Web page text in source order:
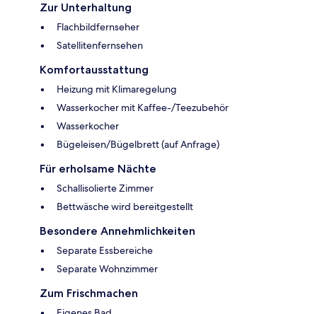
Zur Unterhaltung
Flachbildfernseher
Satellitenfernsehen
Komfortausstattung
Heizung mit Klimaregelung
Wasserkocher mit Kaffee-/Teezubehör
Wasserkocher
Bügeleisen/Bügelbrett (auf Anfrage)
Für erholsame Nächte
Schallisolierte Zimmer
Bettwäsche wird bereitgestellt
Besondere Annehmlichkeiten
Separate Essbereiche
Separate Wohnzimmer
Zum Frischmachen